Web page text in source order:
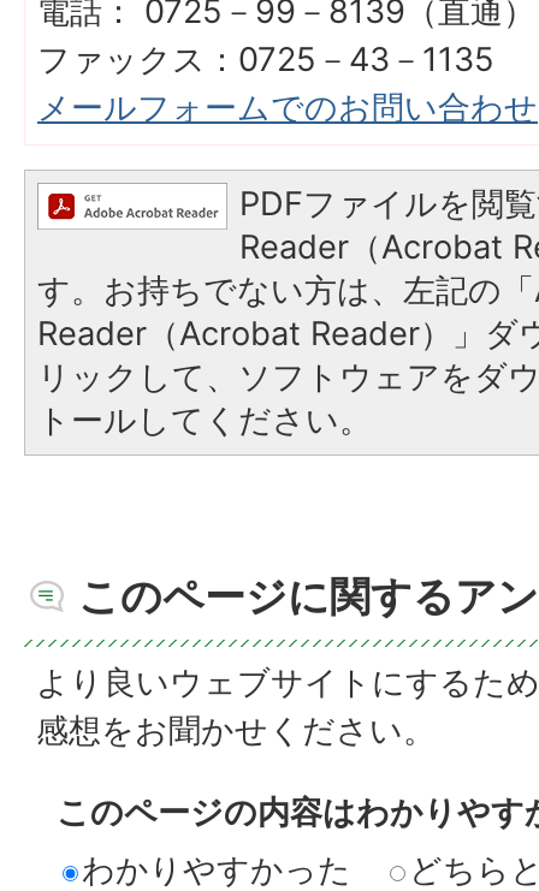
電話： 0725－99－8139（直通）
ファックス：0725－43－1135
メールフォームでのお問い合わせ
PDFファイルを閲
Reader（Acrobat
す。お持ちでない方は、左記の
Reader（Acrobat Reader）」ダ
リックして、ソフトウェアをダ
トールしてください。
このページに関するア
より良いウェブサイトにするた
感想をお聞かせください。
このページの内容はわかりやす
わかりやすかった
どちら